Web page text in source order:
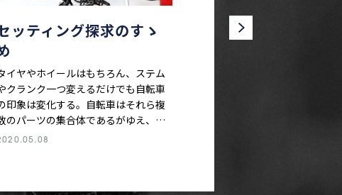
ッティング探求のすゝ
イヤやホイールはもちろん、ステム
クランク一つ変えるだけでも自転車
印象は変化する。自転車はそれら複
のパーツの集合体であるがゆえ、セ
ティングの世界は奥深く、しかも正